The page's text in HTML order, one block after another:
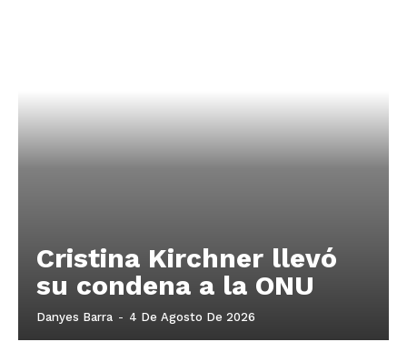
Cristina Kirchner llevó
su condena a la ONU
Danyes Barra - 4 De Agosto De 2026